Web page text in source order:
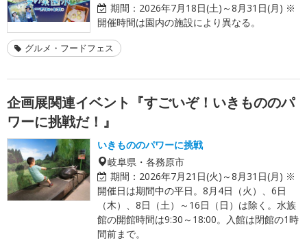
期間： 2026年7月18日(土)～8月31日(月) ※
開催時間は園内の施設により異なる。
グルメ・フードフェス
企画展関連イベント『すごいぞ！いきもののパ
ワーに挑戦だ！』
いきもののパワーに挑戦
岐阜県・各務原市
期間： 2026年7月21日(火)～8月31日(月) ※
開催日は期間中の平日。8月4日（火）、6日
（木）、8日（土）～16日（日）は除く。水族
館の開館時間は9:30～18:00。入館は閉館の1時
間前まで。